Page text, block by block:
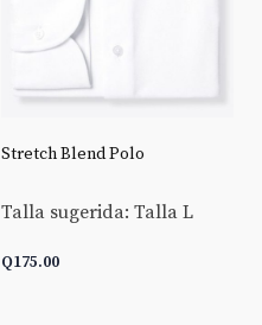
Stretch Blend Polo
Talla sugerida: Talla L
Q175.00